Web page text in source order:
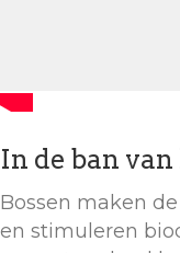
In de ban van
Bossen maken
en stimuleren